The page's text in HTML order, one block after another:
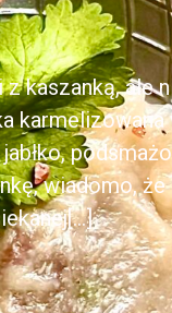
kaszanką, ale
karmelizowana
wiadomo, że